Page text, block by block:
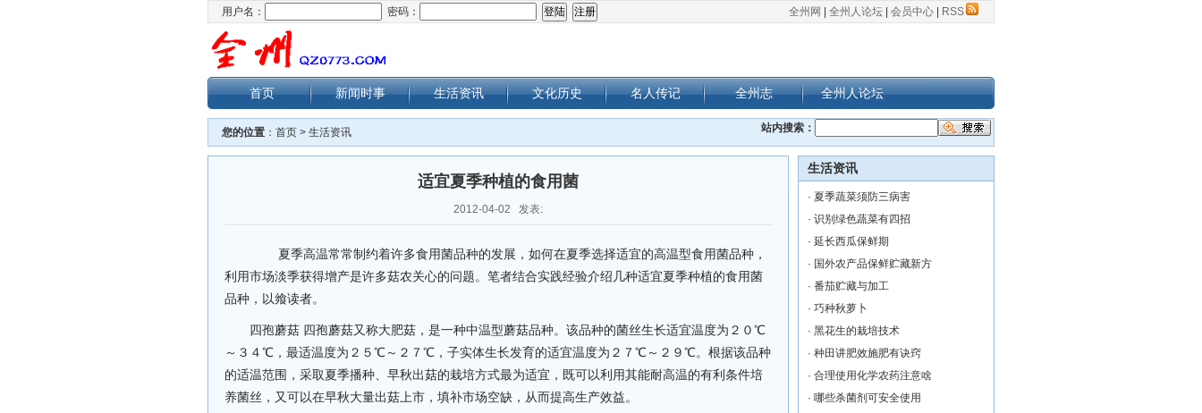
全州网 全州人论坛 会员中心 RSS
用户名： 密码：
首页 新闻时事 生活资讯 文化历史 名人传记 全州志 全州人论坛
您的位置 ： 首页 > 生活资讯 站内搜索：
适宜夏季种植的食用菌
2012-04-02 发表:
夏季高温常常制约着许多食用菌品种的发展，如何在夏季选择适宜的高温型食用菌品种，
利用市场淡季获得增产是许多菇农关心的问题。笔者结合实践经验介绍几种适宜夏季种植的食用菌
品种，以飨读者。
四孢蘑菇 四孢蘑菇又称大肥菇，是一种中温型蘑菇品种。该品种的菌丝生长适宜温度为２０℃
～３４℃，最适温度为２５℃～２７℃，子实体生长发育的适宜温度为２７℃～２９℃。根据该品种
的适温范围，采取夏季播种、早秋出菇的栽培方式最为适宜，既可以利用其能耐高温的有利条件培
养菌丝，又可以在早秋大量出菇上市，填补市场空缺，从而提高生产效益。
生活资讯
· 夏季蔬菜须防三病害
· 识别绿色蔬菜有四招
· 延长西瓜保鲜期
· 国外农产品保鲜贮藏新方
· 番茄贮藏与加工
· 巧种秋萝卜
· 黑花生的栽培技术
· 种田讲肥效施肥有诀窍
· 合理使用化学农药注意啥
· 哪些杀菌剂可安全使用